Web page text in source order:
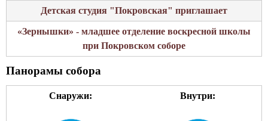
Детская студия "Покровская" приглашает
«Зернышки» - младшее отделение воскресной школы
при Покровском соборе
Панорамы собора
Снаружи: Внутри: